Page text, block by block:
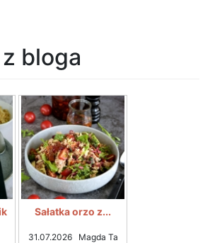
bloga
Sałatka orzo z...
31.07.2026 Magda Ta